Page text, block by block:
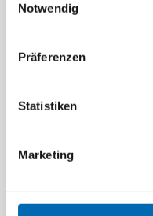
Notwendig
Präferenzen
Statistiken
Marketing8 Ausführungen